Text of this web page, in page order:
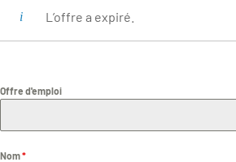
L’offre a expiré.
Offre d'emploi
Nom*